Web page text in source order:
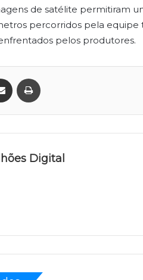
de satélite permitiram
percorridos pela equipe
pelos produtores.
Compartilhar via e-mail
Digital